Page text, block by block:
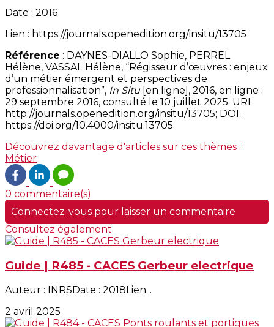
Date : 2016
Lien : https://journals.openedition.org/insitu/13705
Référence : DAYNES-DIALLO Sophie, PERREL
Hélène, VASSAL Hélène, “Régisseur d’œuvres : enjeux
d’un métier émergent et perspectives de
professionnalisation”, In Situ [en ligne], 2016, en ligne :
29 septembre 2016, consulté le 10 juillet 2025. URL:
http://journals.openedition.org/insitu/13705; DOI:
https://doi.org/10.4000/insitu.13705
Découvrez davantage d'articles sur ces thèmes :
Métier
0 commentaire(s)
Connectez-vous pour laisser un commentaire
Consultez également
Guide | R485 - CACES Gerbeur electrique
Auteur : INRSDate : 2018Lien...
2 avril 2025